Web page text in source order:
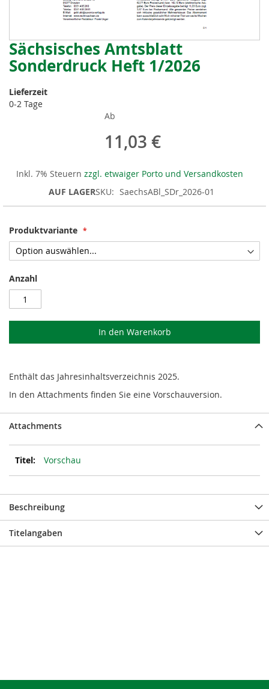
Sächsisches Amtsblatt
Sonderdruck Heft 1/2026
Lieferzeit
0-2 Tage
Ab
11,03 €
Inkl. 7% Steuern zzgl. etwaiger Porto und Versandkosten
AUF LAGERSKU SaechsABl_SDr_2026-01
Produktvariante
Anzahl
In den Warenkorb
Enthält das Jahresinhaltsverzeichnis 2025.
In den Attachments finden Sie eine Vorschauversion.
Zum
Anfang
der
springen
Attachments
Vorschau
Beschreibung
Titelangaben